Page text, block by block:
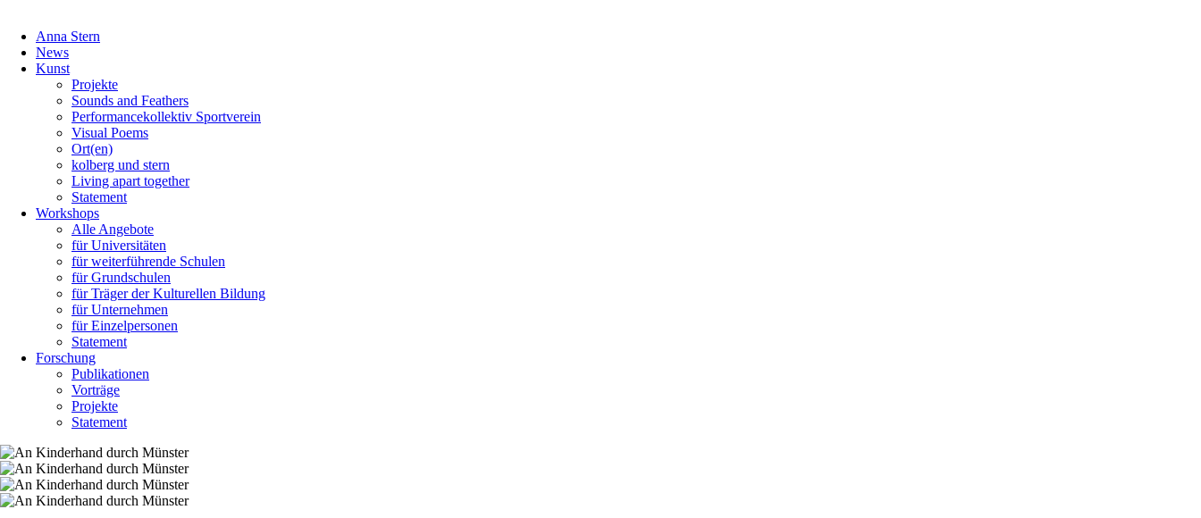
überspringen
Anna Stern
News
Kunst
Projekte
Sounds and Feathers
Performancekollektiv Sportverein
Visual Poems
Ort(en)
kolberg und stern
Living apart together
Statement
Workshops
Alle Angebote
für Universitäten
für weiterführende Schulen
für Grundschulen
für Träger der Kulturellen Bildung
für Unternehmen
für Einzelpersonen
Statement
Forschung
Publikationen
Vorträge
Projekte
Statement